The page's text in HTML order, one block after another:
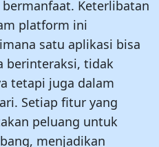
Keterlibatan
platform ini
satu aplikasi bisa
berinteraksi, tidak
tetapi juga dalam
Setiap fitur yang
peluang untuk
menjadikan